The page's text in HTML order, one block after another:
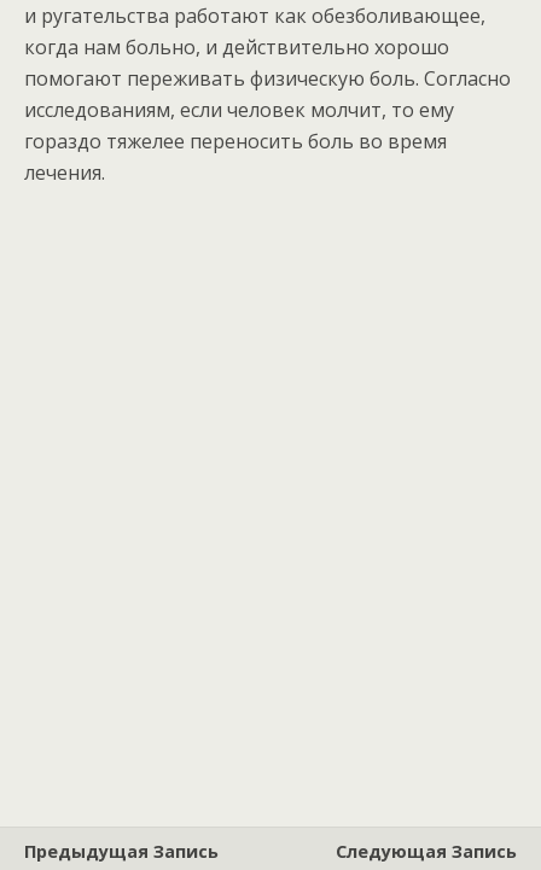
и ругательства работают как обезболивающее,
когда нам больно, и действительно хорошо
помогают переживать физическую боль. Согласно
исследованиям, если человек молчит, то ему
гораздо тяжелее переносить боль во время
лечения.
Предыдущая Запись Следующая Запись